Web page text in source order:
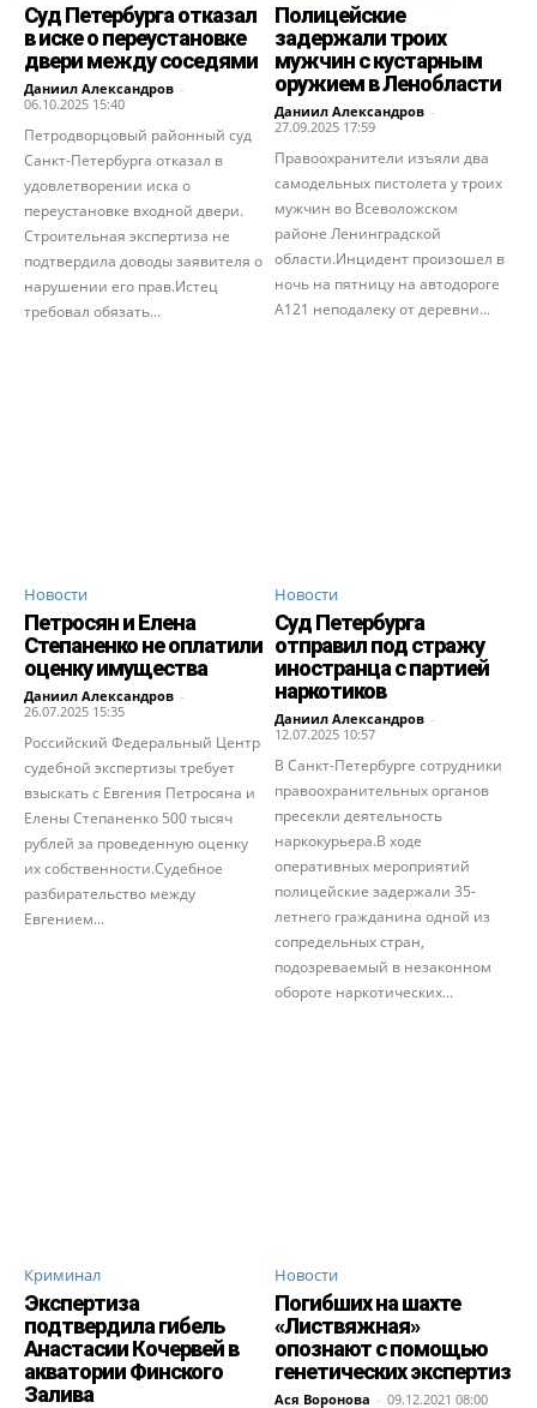
Суд Петербурга отказал
в иске о переустановке
двери между соседями
Даниил Александров -
06.10.2025 15:40
Петродворцовый районный суд
Санкт-Петербурга отказал в
удовлетворении иска о
переустановке входной двери.
Строительная экспертиза не
подтвердила доводы заявителя о
нарушении его прав.Истец
требовал обязать...
Полицейские
задержали троих
мужчин с кустарным
оружием в Ленобласти
Даниил Александров -
27.09.2025 17:59
Правоохранители изъяли два
самодельных пистолета у троих
мужчин во Всеволожском
районе Ленинградской
области.Инцидент произошел в
ночь на пятницу на автодороге
А121 неподалеку от деревни...
Новости
Петросян и Елена
Степаненко не оплатили
оценку имущества
Даниил Александров -
26.07.2025 15:35
Российский Федеральный Центр
судебной экспертизы требует
взыскать с Евгения Петросяна и
Елены Степаненко 500 тысяч
рублей за проведенную оценку
их собственности.Судебное
разбирательство между
Евгением...
Новости
Суд Петербурга
отправил под стражу
иностранца с партией
наркотиков
Даниил Александров -
12.07.2025 10:57
В Санкт-Петербурге сотрудники
правоохранительных органов
пресекли деятельность
наркокурьера.В ходе
оперативных мероприятий
полицейские задержали 35-
летнего гражданина одной из
сопредельных стран,
подозреваемый в незаконном
обороте наркотических...
Криминал
Экспертиза
подтвердила гибель
Анастасии Кочервей в
акватории Финского
Залива
Новости
Погибших на шахте
«Листвяжная»
опознают с помощью
генетических экспертиз
Ася Воронова - 09.12.2021 08:00